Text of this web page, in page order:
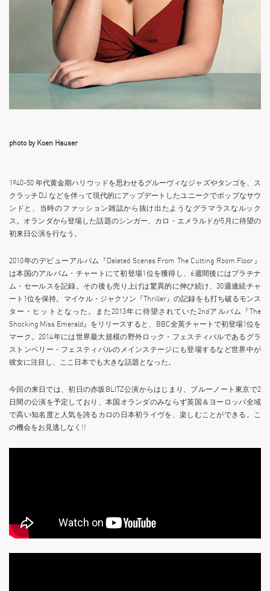
photo by Koen Hauser
1940-50 年代黄金期ハリウッドを思わせるグルーヴィなジャズやタンゴを、ス
クラッチDJ などを伴って現代的にアップデートしたユニークでポップなサウ
ンドと、当時のファッション雑誌から抜け出たようなグラマラスなルック
ス。オランダから登場した話題のシンガー、カロ・エメラルドが5月に待望の
初来日公演を行なう。
2010年のデビューアルバム『Deleted Scenes From The Cutting Room Floor』
は本国のアルバム・チャートにて初登場1位を獲得し、6週間後にはプラチナ
ム・セールスを記録。その後も売り上げは驚異的に伸び続け、30週連続チャ
ート1位を保持。マイケル・ジャクソン『Thriller』の記録をも打ち破るモンス
ター・ヒットとなった。また2013年に待望されていた2ndアルバム『The
Shocking Miss Emerald』をリリースすると、BBC全英チャートで初登場1位を
マーク。2014年には世界最大規模の野外ロック・フェスティバルであるグラ
ストンベリー・フェスティバルのメインステージにも登場するなど世界中が
彼女に注目し、ここ日本でも大きな話題となった。
今回の来日では、初日の赤坂BLITZ公演からはじまり、ブルーノート東京で2
日間の公演を予定しており、本国オランダのみならず英国＆ヨーロッパ全域
で高い知名度と人気を誇るカロの日本初ライヴを、楽しむことができる。こ
の機会をお見逃しなく!!